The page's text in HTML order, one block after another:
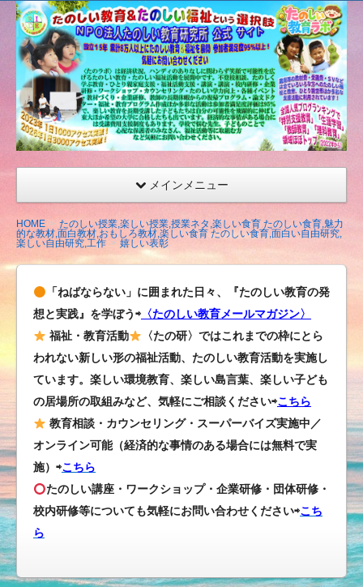
たの
しい
教育
研究
所
（沖
縄）
公式
ト
メインメニュー
HOME
たのしい授業,楽しい授業,授業ネタ,楽しい食育 たのしい食育,魅力
的な教材,面白教材,おもしろ教材,楽しい食育 たのしい食育,面白い自由研究,
楽しい自由研究,工作
嬉しい表彰
「ねばならない」に囲まれた日々、『たのしい教育の発
想と実践』を学ぼう⇨ 〈たのしい教育メールマガジン〉
福祉・教育活動
〈たの研〉ではこれまでの枠にとら
われない新しい形の福祉活動、たのしい教育活動を実施し
ています。楽しい環境教育、楽しい島言葉、楽しい子ども
の居場所の取組みなど、気軽にご相談ください⇨こちら
教育相談・カウンセリング・スーパーバイズ実施中／
オンライン可能（経済的な事情のある場合には無料で実
施）⇨こちら
たのしい講座・ワークショップ・企業研修・団体研修・
校内研修等についても気軽にお問い合わせください⇨こち
ら